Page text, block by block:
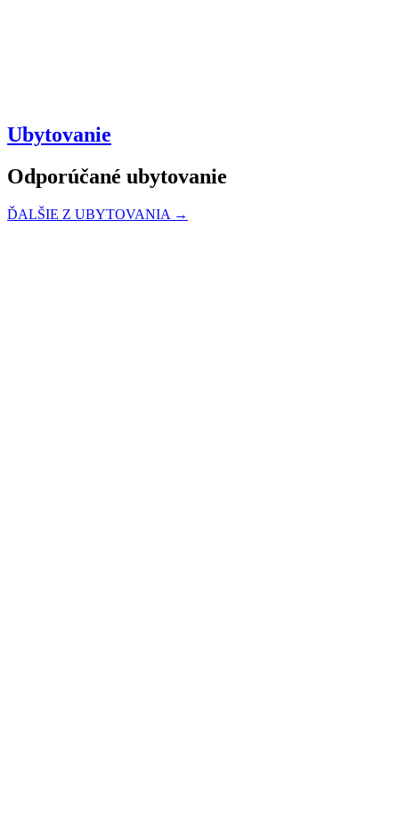
Ubytovanie
Odporúčané ubytovanie
ĎALŠIE Z UBYTOVANIA →